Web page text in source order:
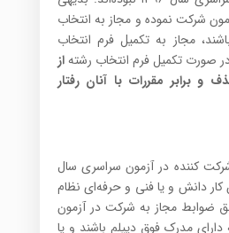
شرکت نموده و مجاز به انتخاب
مجاز به تکمیل فرم انتخاب
صورت تکمیل فرم انتخاب رشتهاز
برابر مقررات با آنان رفتار
کننده در آزمون سراسری سال
کار دانش و یا فنی و حرفه‌ای نظام
ضوابط مجاز به شرکت در آزمون
دارای مدرک فوق دیپلم باشند و یا